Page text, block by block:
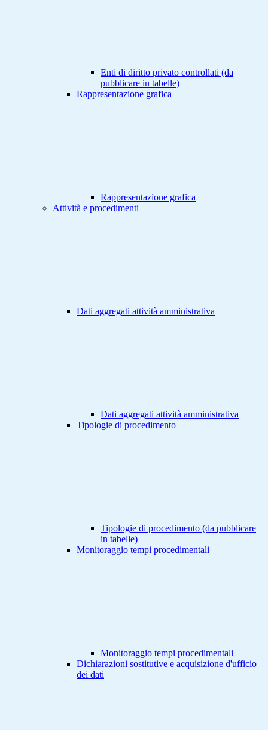
Enti di diritto privato controllati (da
pubblicare in tabelle)
Rappresentazione grafica
Rappresentazione grafica
Attività e procedimenti
Dati aggregati attività amministrativa
Dati aggregati attività amministrativa
Tipologie di procedimento
Tipologie di procedimento (da pubblicare
in tabelle)
Monitoraggio tempi procedimentali
Monitoraggio tempi procedimentali
Dichiarazioni sostitutive e acquisizione d'ufficio
dei dati